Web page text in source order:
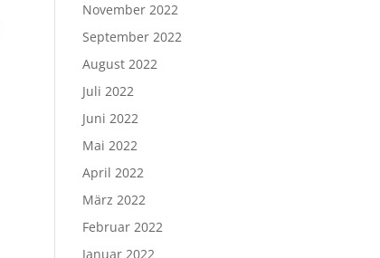
November 2022
September 2022
August 2022
Juli 2022
Juni 2022
Mai 2022
April 2022
März 2022
Februar 2022
Januar 2022